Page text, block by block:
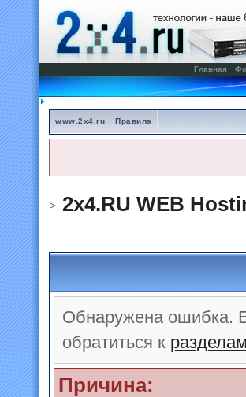
Главная
www.2x4.ru Правила
2x4.RU WEB
Обнаружена ошибка.
обратиться к
Причина: